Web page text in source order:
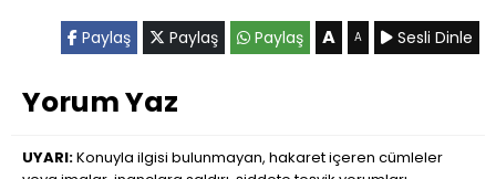
Paylaş Paylaş Paylaş A A Sesli Dinle
Yorum Yaz
UYARI:Konuyla ilgisi bulunmayan, hakaret içeren cümleler